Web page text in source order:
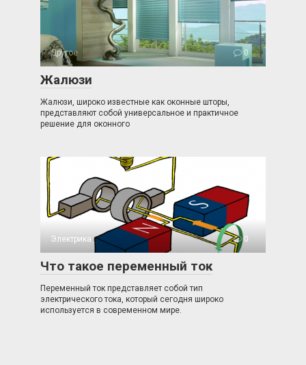
Другое 0
Жалюзи
Жалюзи, широко известные как оконные шторы,
представляют собой универсальное и практичное
решение для оконного
Электрика 0
Что такое переменный ток
Переменный ток представляет собой тип
электрического тока, который сегодня широко
используется в современном мире.